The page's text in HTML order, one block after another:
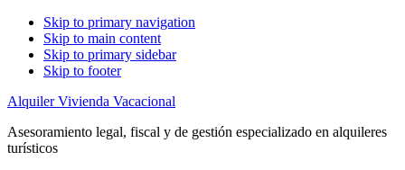
Skip to primary navigation
Skip to main content
Skip to primary sidebar
Skip to footer
Alquiler Vivienda Vacacional
Asesoramiento legal, fiscal y de gestión especializado en alquileres
turísticos